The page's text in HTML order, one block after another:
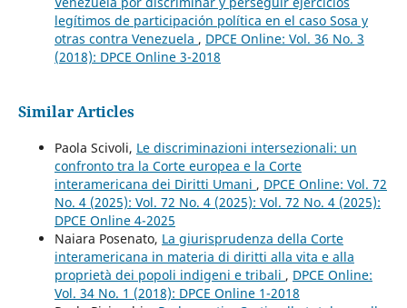
legítimos de participación política en el caso Sosa y
otras contra Venezuela , DPCE Online: Vol. 36 No. 3
(2018): DPCE Online 3-2018
Similar Articles
Paola Scivoli, Le discriminazioni intersezionali: un
confronto tra la Corte europea e la Corte
interamericana dei Diritti Umani , DPCE Online: Vol. 72
No. 4 (2025): Vol. 72 No. 4 (2025): Vol. 72 No. 4 (2025):
DPCE Online 4-2025
Naiara Posenato, La giurisprudenza della Corte
interamericana in materia di diritti alla vita e alla
proprietà dei popoli indigeni e tribali , DPCE Online:
Vol. 34 No. 1 (2018): DPCE Online 1-2018